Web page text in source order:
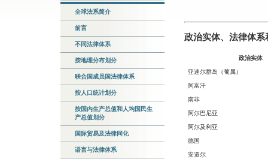
全球法系简介
前言
不同法律体系
按地理分布划分
联合国成员国法律体系
按人口统计划分
按国内生产总值和人均国民生
产总值划分
国际贸易及法律同化
语言与法律体系
政治实体、法律体
政治实体
亚速尔群岛（葡属）
阿富汗
南非
阿尔巴尼亚
阿尔及利亚
德国
安道尔